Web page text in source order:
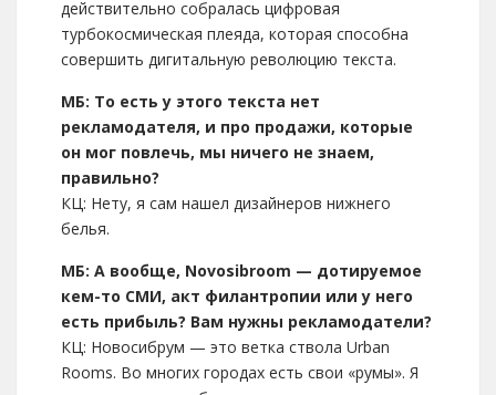
действительно собралась цифровая
турбокосмическая плеяда, которая способна
совершить дигитальную революцию текста.
МБ: То есть у этого текста нет
рекламодателя, и про продажи, которые
он мог повлечь, мы ничего не знаем,
правильно?
КЦ: Нету, я сам нашел дизайнеров нижнего
белья.
МБ: А вообще, Novosibroom — дотируемое
кем-то СМИ, акт филантропии или у него
есть прибыль? Вам нужны рекламодатели?
КЦ: Новосибрум — это ветка ствола Urban
Rooms. Во многих городах есть свои «румы». Я